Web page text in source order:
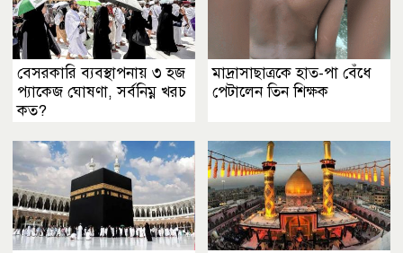
বেসরকারি ব্যবস্থাপনায় ৩ হজ
প্যাকেজ ঘোষণা, সর্বনিম্ন খরচ
কত?
মাদ্রাসাছাত্রকে হাত-পা বেঁধে
পেটালেন তিন শিক্ষক